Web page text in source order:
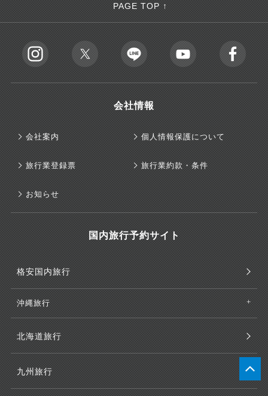
PAGE TOP ↑
会社情報
会社案内 個人情報保護について
旅行業登録票 旅行業約款・条件
お知らせ
国内旅行予約サイト
格安国内旅行
沖縄旅行
北海道旅行
九州旅行